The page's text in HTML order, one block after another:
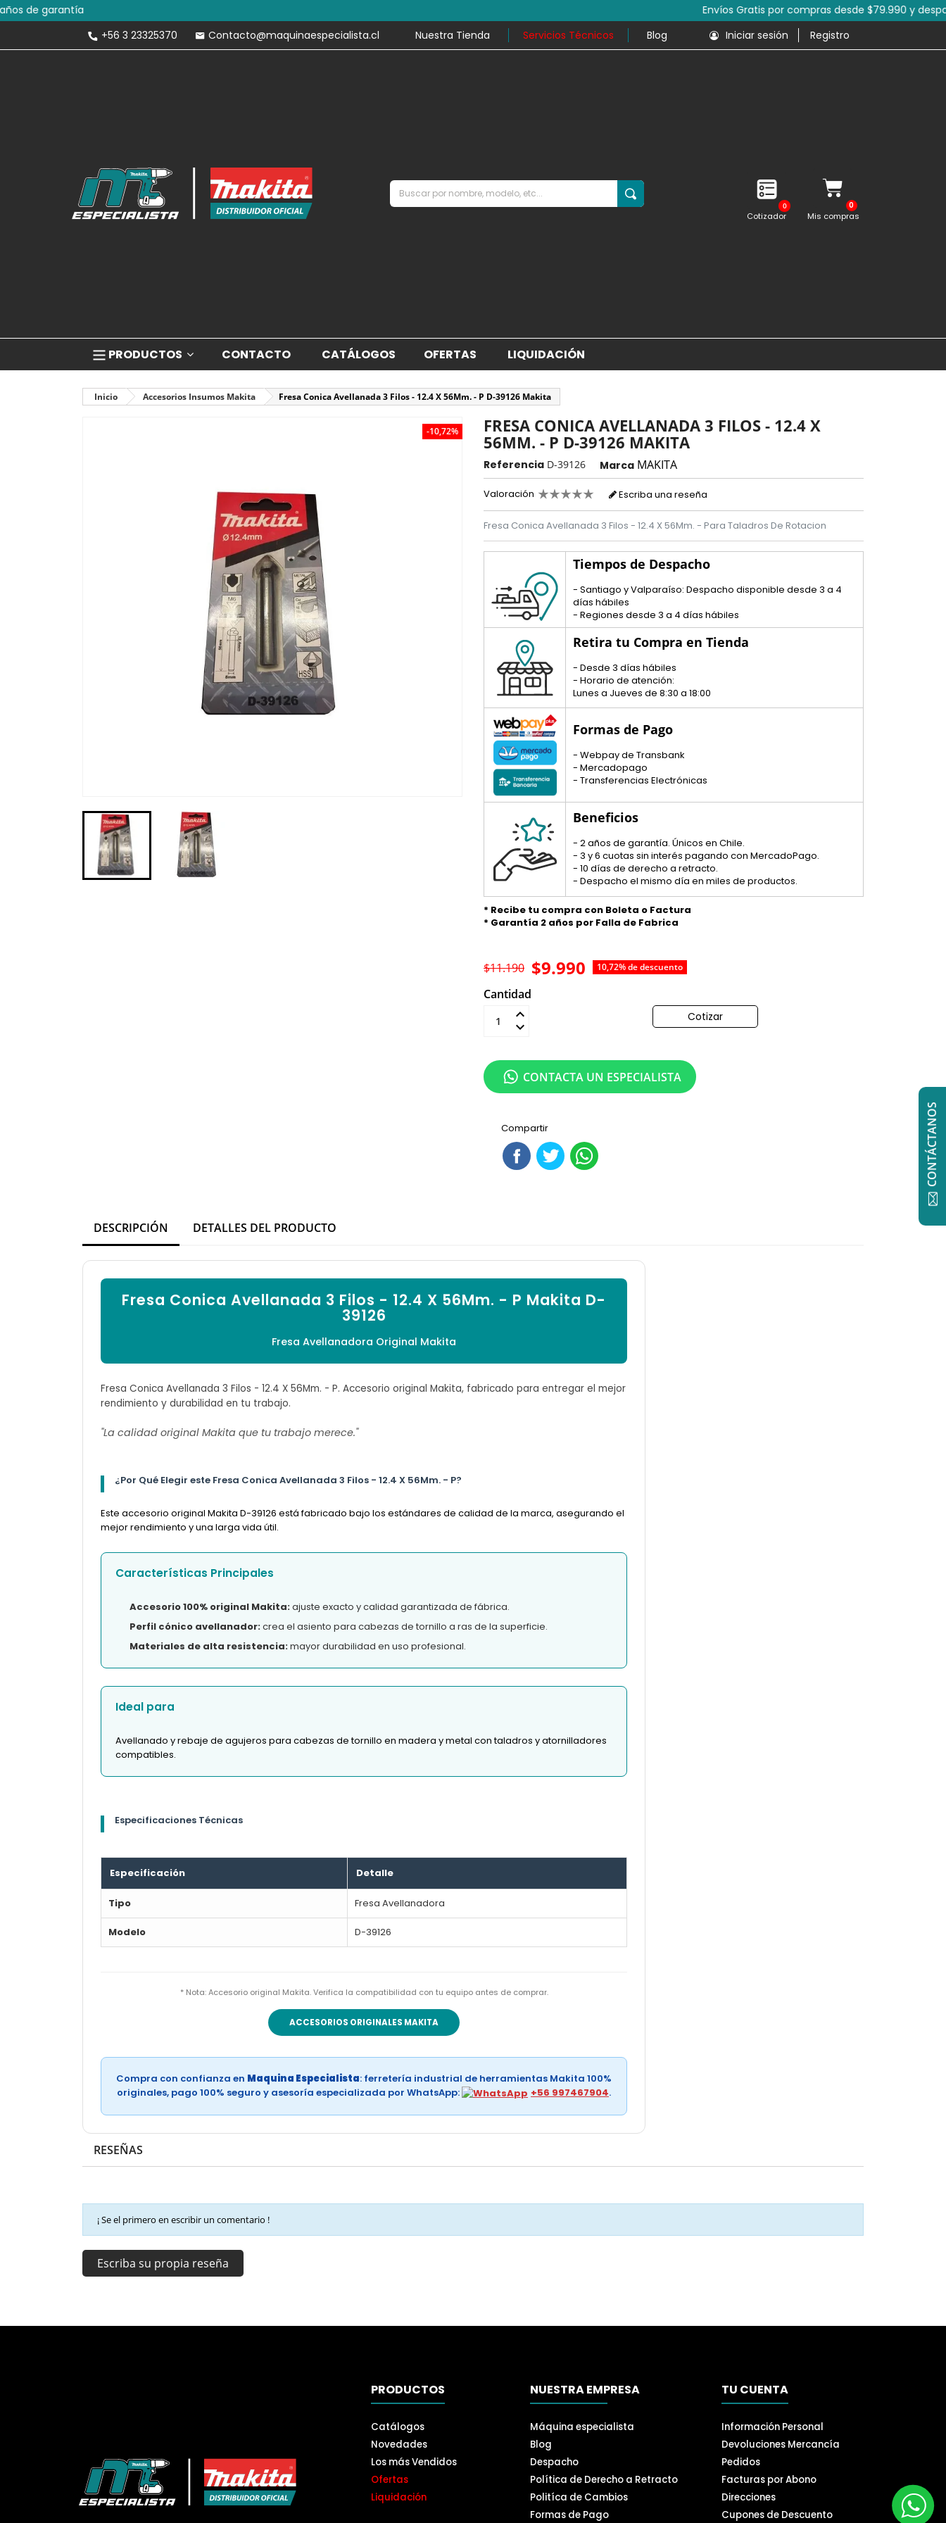
Envíos Gratis por compras desde $79.990 y despacho en el mismo día en miles de productos.
+56 3 23325370
Contacto@maquinaespecialista.cl Nuestra Tienda Servicios Técnicos Blog Iniciar sesión Registro
0
Cotizador Mis compras
PRODUCTOS CONTACTO CATÁLOGOS OFERTAS LIQUIDACIÓN
Inicio Accesorios Insumos Makita Fresa Conica Avellanada 3 Filos - 12.4 X 56Mm. - P D-39126 Makita
-10,72%
FRESA CONICA AVELLANADA 3 FILOS - 12.4 X
56MM. - P D-39126 MAKITA
Referencia D-39126 Marca MAKITA
Valoración Escriba una reseña
Fresa Conica Avellanada 3 Filos - 12.4 X 56Mm. - Para Taladros De Rotacion
Tiempos de Despacho
- Santiago y Valparaíso: Despacho disponible desde 3 a 4
días hábiles
- Regiones desde 3 a 4 días hábiles
Retira tu Compra en Tienda
- Desde 3 días hábiles
- Horario de atención:
Lunes a Jueves de 8:30 a 18:00
Formas de Pago
- Webpay de Transbank
- Mercadopago
- Transferencias Electrónicas
Beneficios
- 2 años de garantía. Únicos en Chile.
- 3 y 6 cuotas sin interés pagando con MercadoPago.
- 10 días de derecho a retracto.
- Despacho el mismo día en miles de productos.
* Recibe tu compra con Boleta o Factura
* Garantía 2 años por Falla de Fabrica
$9.990 10,72% de descuento
$11.190
Cantidad
Cotizar
Compartir
CONTACTA UN ESPECIALISTA
DESCRIPCIÓN DETALLES DEL PRODUCTO
Fresa Conica Avellanada 3 Filos - 12.4 X 56Mm. - P Makita D-
39126
Fresa Avellanadora Original Makita
Fresa Conica Avellanada 3 Filos - 12.4 X 56Mm. - P. Accesorio original Makita, fabricado para entregar el mejor
rendimiento y durabilidad en tu trabajo.
"La calidad original Makita que tu trabajo merece."
¿Por Qué Elegir este Fresa Conica Avellanada 3 Filos - 12.4 X 56Mm. - P?
Este accesorio original Makita D-39126 está fabricado bajo los estándares de calidad de la marca, asegurando el
mejor rendimiento y una larga vida útil.
Características Principales
Accesorio 100% original Makita:ajuste exacto y calidad garantizada de fábrica.
Perfil cónico avellanador:crea el asiento para cabezas de tornillo a ras de la superficie.
Materiales de alta resistencia:mayor durabilidad en uso profesional.
Ideal para
Avellanado y rebaje de agujeros para cabezas de tornillo en madera y metal con taladros y atornilladores
compatibles.
Especificaciones Técnicas
Especificación Detalle
Tipo Fresa Avellanadora
Modelo D-39126
* Nota: Accesorio original Makita. Verifica la compatibilidad con tu equipo antes de comprar.
ACCESORIOS ORIGINALES MAKITA
Compra con confianza en Maquina Especialista: ferretería industrial de herramientas Makita 100%
originales, pago 100% seguro y asesoría especializada por WhatsApp:
+56 997467904.
RESEÑAS
¡ Se el primero en escribir un comentario !
Escriba su propia reseña
PRODUCTOS
Catálogos
Novedades
Los más Vendidos
Ofertas
Liquidación
NUESTRA EMPRESA
Máquina especialista
Blog
Despacho
Política de Derecho a Retracto
Politíca de Cambios
Formas de Pago
TU CUENTA
Información Personal
Devoluciones Mercancía
Pedidos
Facturas por Abono
Direcciones
Cupones de Descuento
CONTÁCTANOS